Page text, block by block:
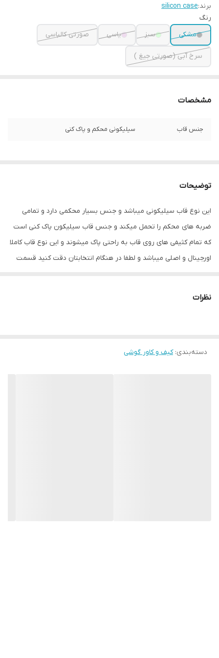
برند:silicon case
رنگ
مشکی
سبز یاسی صورتی کالباسی
سرخ آبی (صورتی جیغ )
مشخصات
جنس قاب سیلیکونی محکم و پاک کنی
توضیحات
این نوع قاب سیلیکونی میباشد و جنس بسیار محکمی دارد و تمامی
ضربه های محکم را تحمل میکند و جنس قاب سیلیکون پاک کنی است
که تمام کثیفی های روی قاب به راحتی پاک میشوند و این نوع قاب کاملا
اورجینال و اصلی میباشد و لطفا در هنگام انتخابتان دقت کنید قسمت
نظرات
دسته‌بندی:کیف و کاور گوشی